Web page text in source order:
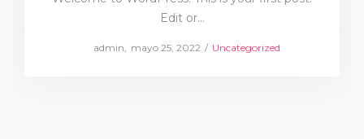
Edit or…
admin
Posted
mayo 25, 2022
Posted
Uncategorized